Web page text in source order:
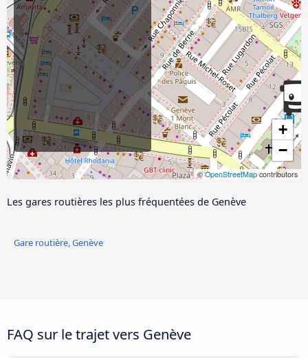
+
−
©OpenStreetMapcontributors
Les gares routières les plus fréquentées de Genève
Gare routière, Genève
FAQ sur le trajet vers Genève